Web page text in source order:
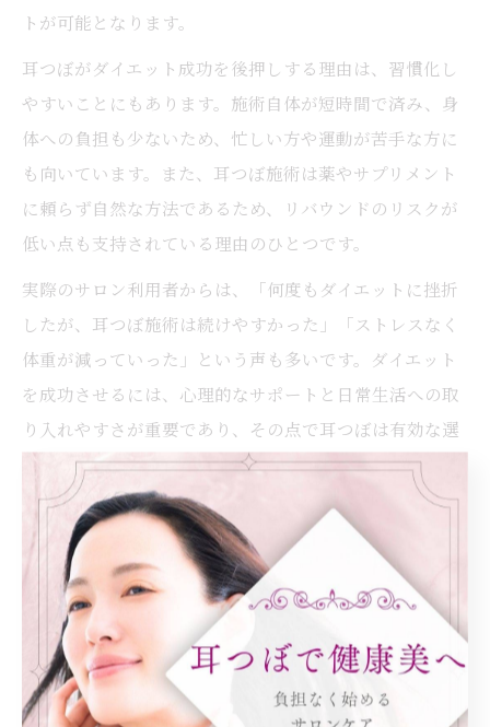
トが可能となります。
耳つぼがダイエット成功を後押しする理由は、習慣化し
やすいことにもあります。施術自体が短時間で済み、身
体への負担も少ないため、忙しい方や運動が苦手な方に
も向いています。また、耳つぼ施術は薬やサプリメント
に頼らず自然な方法であるため、リバウンドのリスクが
低い点も支持されている理由のひとつです。
実際のサロン利用者からは、「何度もダイエットに挫折
したが、耳つぼ施術は続けやすかった」「ストレスなく
体重が減っていった」という声も多いです。ダイエット
を成功させるには、心理的なサポートと日常生活への取
り入れやすさが重要であり、その点で耳つぼは有効な選
択肢といえます。
耳つぼ施術で無理なく食事管理を続ける方法
耳つぼ施術を活用することで、食事管理が苦手な方でも
無理なくコントロールを続けることが可能です。大阪府
大阪市都島区内代町のサロンでは、個々のライフスタイ
ルや食習慣に合わせたカウンセリングを重視し、最適な
施術プランを提案しています。これにより、ストレスを